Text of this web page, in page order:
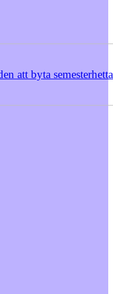
att byta